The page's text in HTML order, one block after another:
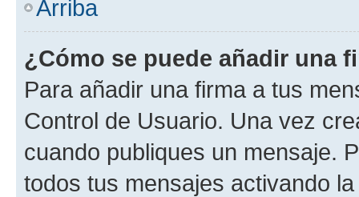
Arriba
¿Cómo se puede añadir una
Para añadir una firma a tus
Control de Usuario. Una vez
cuando publiques un mensaje.
todos tus mensajes activando